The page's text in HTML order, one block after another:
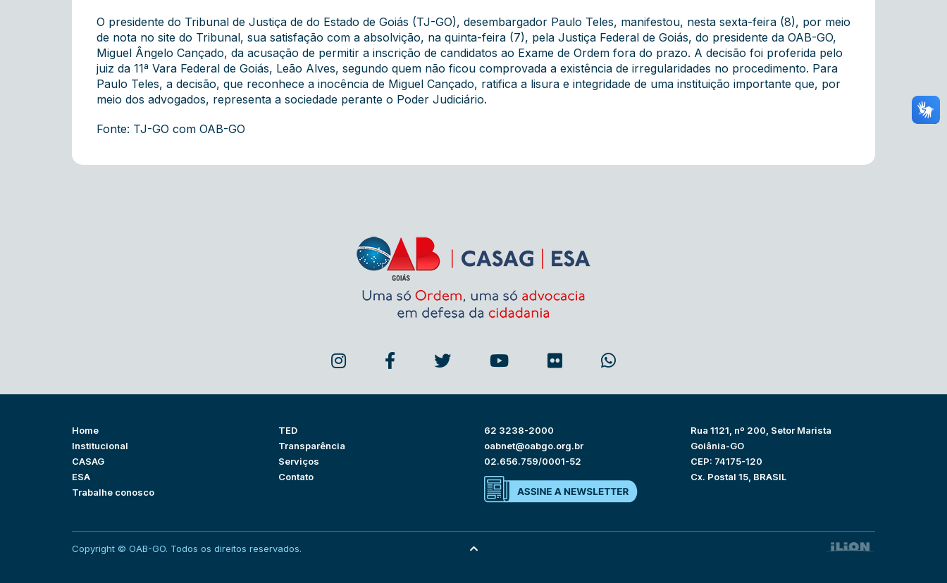
O presidente do Tribunal de Justiça de do Estado de Goiás (TJ-GO), desembargador Paulo Teles, manifestou, nesta sexta-feira (8), por meio
de nota no site do Tribunal, sua satisfação com a absolvição, na quinta-feira (7), pela Justiça Federal de Goiás, do presidente da OAB-GO,
Miguel Ângelo Cançado, da acusação de permitir a inscrição de candidatos ao Exame de Ordem fora do prazo. A decisão foi proferida pelo
juiz da 11ª Vara Federal de Goiás, Leão Alves, segundo quem não ficou comprovada a existência de irregularidades no procedimento. Para
Paulo Teles, a decisão, que reconhece a inocência de Miguel Cançado, ratifica a lisura e integridade de uma instituição importante que, por
meio dos advogados, representa a sociedade perante o Poder Judiciário.
Fonte: TJ-GO com OAB-GO
Home
Institucional
CASAG
ESA
Trabalhe conosco
TED
Transparência
Serviços
Contato
62 3238-2000
oabnet@oabgo.org.br
02.656.759/0001-52
Rua 1121, nº 200, Setor Marista
Goiânia-GO
CEP: 74175-120
Cx. Postal 15, BRASIL
Copyright © OAB-GO. Todos os direitos reservados.